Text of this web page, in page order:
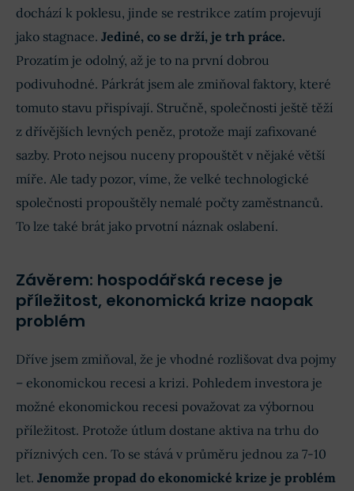
dochází k poklesu, jinde se restrikce zatím projevují
jako stagnace. Jediné, co se drží, je trh práce.
Prozatím je odolný, až je to na první dobrou
podivuhodné. Párkrát jsem ale zmiňoval faktory, které
tomuto stavu přispívají. Stručně, společnosti ještě těží
z dřívějších levných peněz, protože mají zafixované
sazby. Proto nejsou nuceny propouštět v nějaké větší
míře. Ale tady pozor, víme, že velké technologické
společnosti propouštěly nemalé počty zaměstnanců.
To lze také brát jako prvotní náznak oslabení.
Závěrem: hospodářská recese je
příležitost, ekonomická krize naopak
problém
Dříve jsem zmiňoval, že je vhodné rozlišovat dva pojmy
– ekonomickou recesi a krizi. Pohledem investora je
možné ekonomickou recesi považovat za výbornou
příležitost. Protože útlum dostane aktiva na trhu do
příznivých cen. To se stává v průměru jednou za 7-10
let. Jenomže propad do ekonomické krize je problém